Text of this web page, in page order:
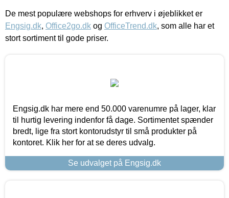
De mest populære webshops for erhverv i øjeblikket er
Engsig.dk, Office2go.dk og OfficeTrend.dk, som alle har et
stort sortiment til gode priser.
Engsig.dk har mere end 50.000 varenumre på lager, klar
til hurtig levering indenfor få dage. Sortimentet spænder
bredt, lige fra stort kontorudstyr til små produkter på
kontoret. Klik her for at se deres udvalg.
Se udvalget på Engsig.dk